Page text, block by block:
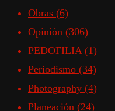
Obras (6)
Opinión (306)
PEDOFILIA (1)
Periodismo (34)
Photography (4)
Planeación (24)